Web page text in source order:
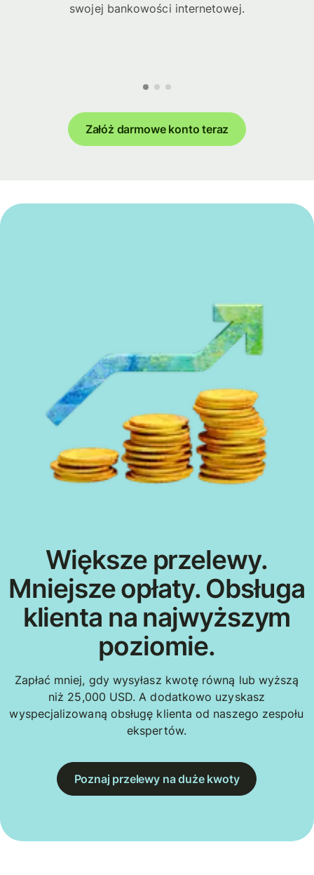
swojej bankowości internetowej.
Załóż darmowe konto teraz
Większe przelewy.
Mniejsze opłaty. Obsługa
klienta na najwyższym
poziomie.
Zapłać mniej, gdy wysyłasz kwotę równą lub wyższą
niż 25,000 USD. A dodatkowo uzyskasz
wyspecjalizowaną obsługę klienta od naszego zespołu
ekspertów.
Poznaj przelewy na duże kwoty